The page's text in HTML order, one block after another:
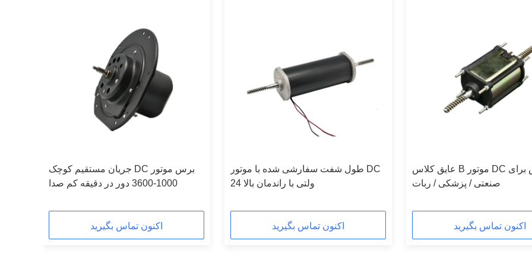
جریان مستقیم کوچک DC برس موتور
1000-3600 دور در دقیقه کم صدا
اکنون تماس بگیرید
طول شفت سفارشی شده با موتور DC
24 ولتی با راندمان بالا
اکنون تماس بگیرید
عایق کلاس B موتور DC برس برای
صنعتی / پزشکی / ربات
اکنون تماس بگیرید